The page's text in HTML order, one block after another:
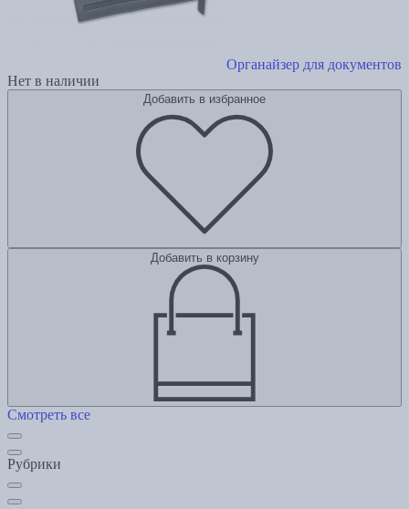
Органайзер для документов
Нет в наличии
Добавить в избранное
Добавить в корзину
Смотреть все
Рубрики